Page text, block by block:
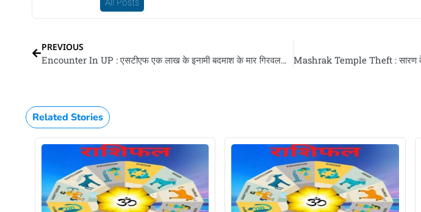
PREVIOUS
Encounter In UP : एसटीएफ एक लाख के इनामी बदमाश के मार गिरवलस, लखीमपुर के दहशतगर्द सुल्तानपुर में ढेर
Related Stories